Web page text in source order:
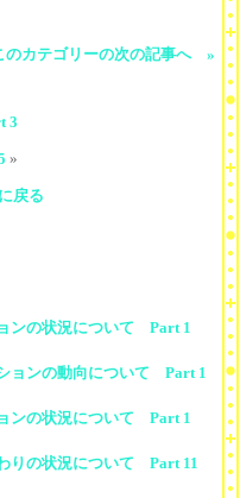
のカテゴリーの次の記事へ »
3
»
戻る
ンの状況について Part 1
ョンの動向について Part 1
ンの状況について Part 1
りの状況について Part 11